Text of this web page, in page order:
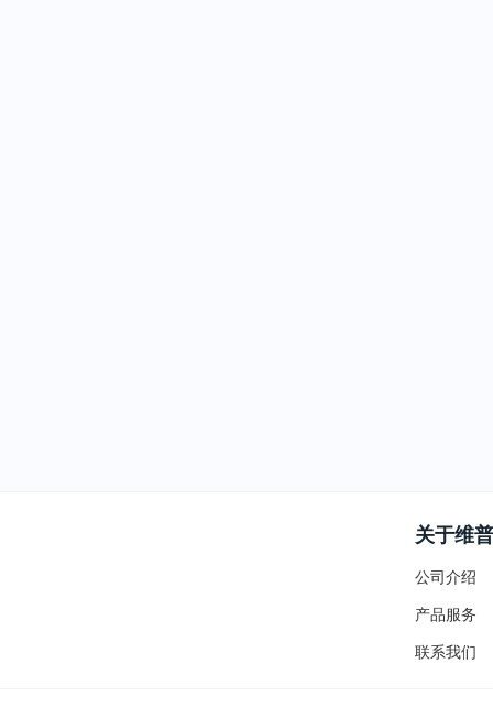
关于维普
公司介绍
产品服务
联系我们